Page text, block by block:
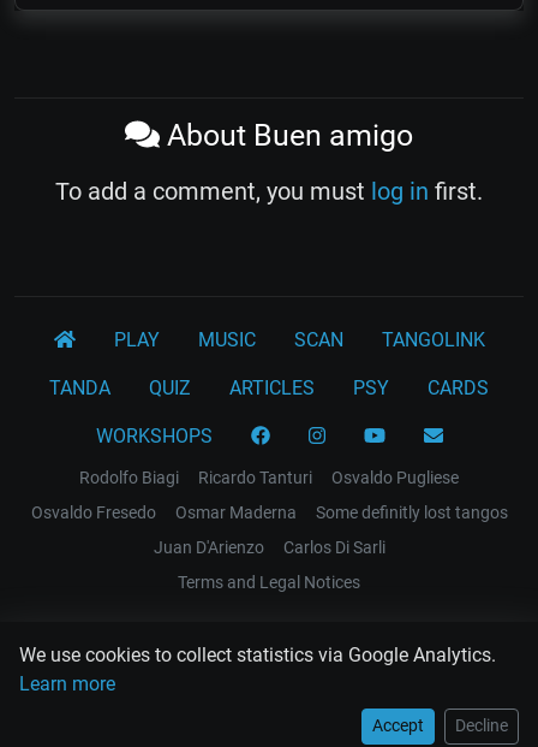
We use cookies to collect statistics via Google Analytics.
Learn more
Accept Decline
About Buen amigo
To add a comment, you must log in first.
PLAY MUSIC SCAN TANGOLINK
TANDA QUIZ ARTICLES PSY CARDS
WORKSHOPS
Rodolfo Biagi Ricardo Tanturi
Osvaldo Pugliese
Osvaldo Fresedo
Osmar Maderna
Some definitly lost tangos
Juan D'Arienzo
Carlos Di Sarli
Terms and Legal Notices
EL RECODO TANGO